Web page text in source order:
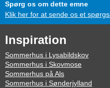
Spørg os om dette emne
Klik her for at sende os et
Inspiration
Sommerhus i Lysabildskov
Sommerhus i Skovmose
Sommerhus på Als
Sommerhus i Sønderjylland